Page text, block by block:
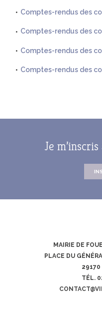
Comptes-rendus des
Comptes-rendus des
Comptes-rendus des
Comptes-rendus des
Je
MAIRIE DE
PLACE DU
29170
TÉL.